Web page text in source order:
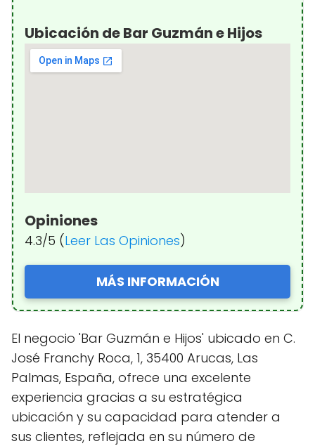
Ubicación de Bar Guzmán e Hijos
Opiniones
4.3/5 (Leer Las Opiniones)
MÁS INFORMACIÓN
El negocio 'Bar Guzmán e Hijos' ubicado en C.
José Franchy Roca, 1, 35400 Arucas, Las
Palmas, España, ofrece una excelente
experiencia gracias a su estratégica
ubicación y su capacidad para atender a
sus clientes, reflejada en su número de